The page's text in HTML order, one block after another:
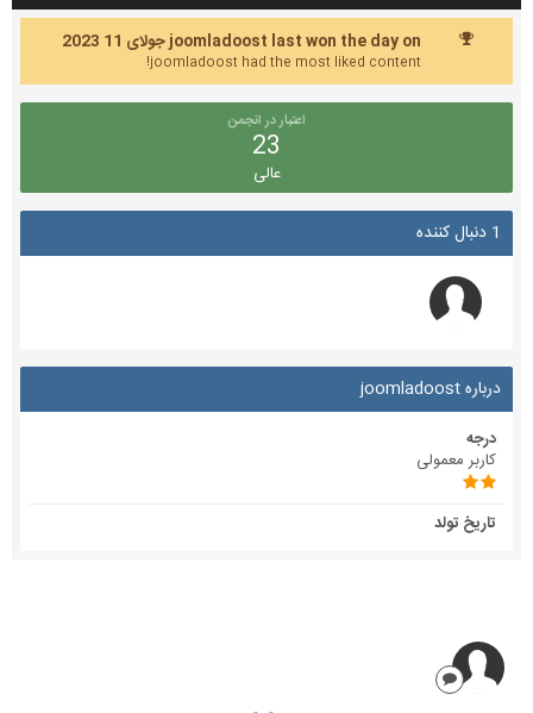
joomladoost last won the day on جولای 11 2023
joomladoost had the most liked content!
اعتبار در انجمن
23
عالی
1 دنبال کننده
درباره joomladoost
درجه
کاربر معمولی
تاریخ تولد